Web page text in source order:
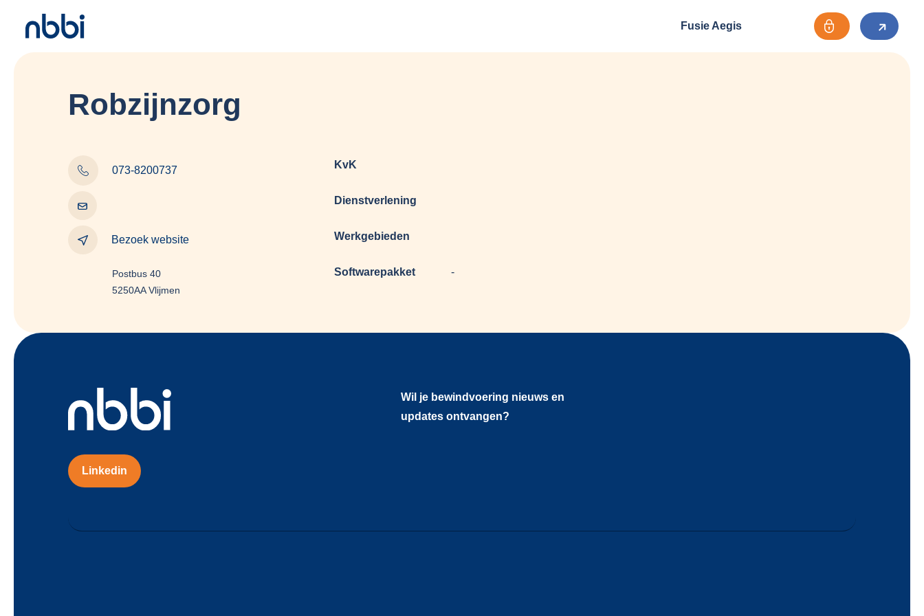
Fusie Aegis
Robzijnzorg
073-8200737
Bezoek website
Postbus 40
5250AA Vlijmen
KvK
Dienstverlening
Werkgebieden
Softwarepakket -
Linkedin
Wil je bewindvoering nieuws en
updates ontvangen?